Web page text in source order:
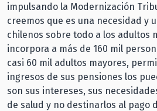
impulsando la Modernización
creemos que es una necesidad y
chilenos sobre todo a los adultos
incorpora a más de 160 mil
casi 60 mil adultos mayores,
ingresos de sus pensiones los
son sus intereses, sus
de salud y no destinarlos al pago